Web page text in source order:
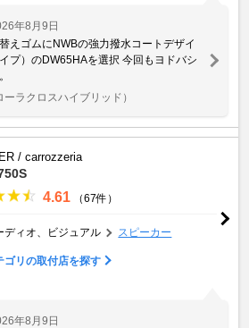
年8月9日
えゴムにNWBの強力撥水コートデザイ
プ）のDW65HAを選択 今回もヨドバシ
ーラクロスハイブリッド）
/ carrozzeria
4.61 （67件）
ディオ、ビジュアル スピーカー
ゴリの取付店を探す
年8月9日